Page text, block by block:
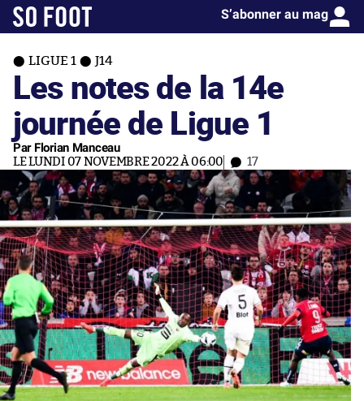
S’abonner au mag
LIGUE 1 J14
Les notes de la 14e
journée de Ligue 1
Par Florian Manceau
LE LUNDI 07 NOVEMBRE 2022 À 06:00 17